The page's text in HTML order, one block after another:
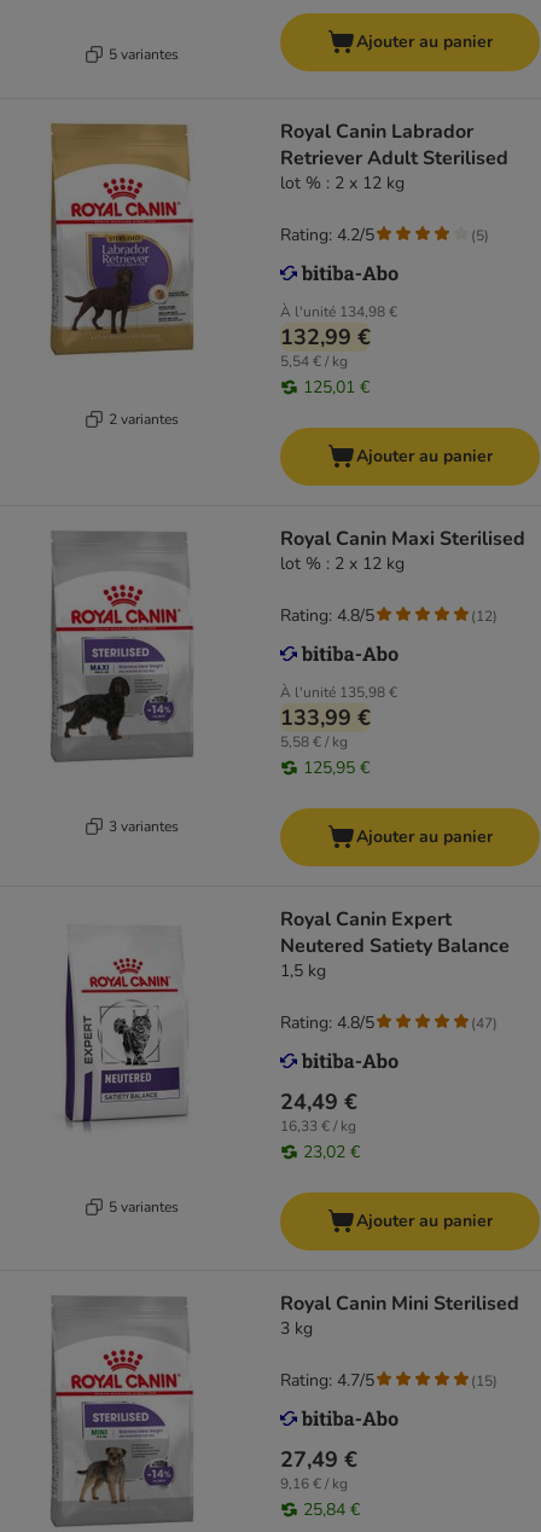
5 variantes
Ajouter au panier
2 variantes
Royal Canin Labrador
Retriever Adult Sterilised
lot % : 2 x 12 kg
À l'unité 134,98 €
132,99 €
5,54 € / kg
125,01 €
Rating: 4.2/5 (5)
Ajouter au panier
3 variantes
Royal Canin Maxi Sterilised
lot % : 2 x 12 kg
À l'unité 135,98 €
133,99 €
5,58 € / kg
125,95 €
Rating: 4.8/5 (12)
Ajouter au panier
5 variantes
Royal Canin Expert
Neutered Satiety Balance
1,5 kg
24,49 €
16,33 € / kg
23,02 €
Rating: 4.8/5 (47)
Ajouter au panier
Royal Canin Mini Sterilised
3 kg
27,49 €
9,16 € / kg
25,84 €
Rating: 4.7/5 (15)